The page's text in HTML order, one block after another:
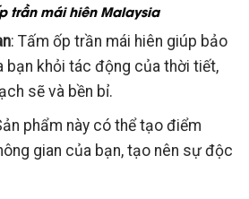
trần mái hiên Malaysia
: Tấm ốp trần mái hiên giúp bảo
bạn khỏi tác động của thời tiết,
sẽ và bền bỉ.
phẩm này có thể tạo điểm
gian của bạn, tạo nên sự độc